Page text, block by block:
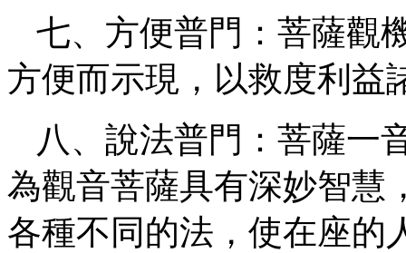
七、方便普門：菩薩觀
方便而示現，以救度利益
八、說法普門：菩薩一
為觀音菩薩具有深妙智慧
各種不同的法，使在座的